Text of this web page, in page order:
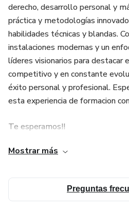
derecho, desarrollo personal y
práctica y metodologías
habilidades técnicas y blandas.
instalaciones modernas y un
líderes visionarios para destacar
competitivo y en constante
éxito personal y profesional.
esta experiencia de formacion
Te esperamos!!
Mostrar más
Preguntas